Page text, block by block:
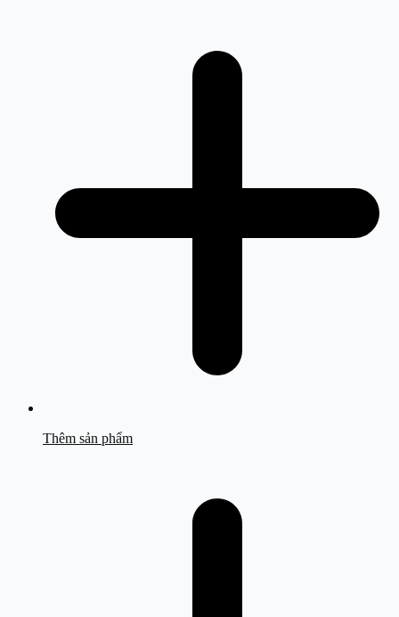
Thêm sản phẩm